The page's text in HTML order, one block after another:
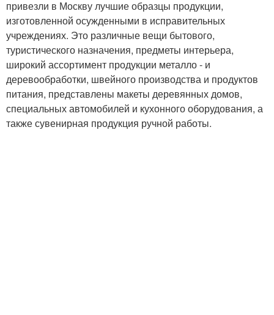
привезли в Москву лучшие образцы продукции,
изготовленной осужденными в исправительных
учреждениях. Это различные вещи бытового,
туристического назначения, предметы интерьера,
широкий ассортимент продукции металло - и
деревообработки, швейного производства и продуктов
питания, представлены макеты деревянных домов,
специальных автомобилей и кухонного оборудования, а
также сувенирная продукция ручной работы.